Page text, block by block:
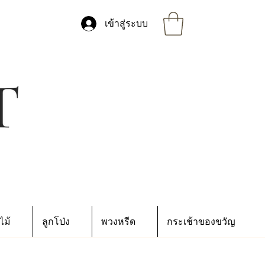
เข้าสู่ระบบ
ม้ ลูกโป่ง พวงหรีด กระเช้าของขวัญ